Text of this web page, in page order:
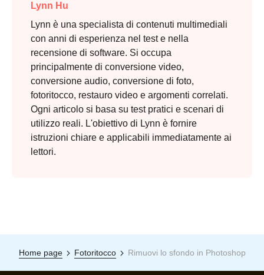
Lynn Hu
Lynn è una specialista di contenuti multimediali
con anni di esperienza nel test e nella
recensione di software. Si occupa
principalmente di conversione video,
conversione audio, conversione di foto,
fotoritocco, restauro video e argomenti correlati.
Ogni articolo si basa su test pratici e scenari di
utilizzo reali. L'obiettivo di Lynn è fornire
istruzioni chiare e applicabili immediatamente ai
lettori.
Home page Fotoritocco Rimuovi lo sfondo in Photoshop